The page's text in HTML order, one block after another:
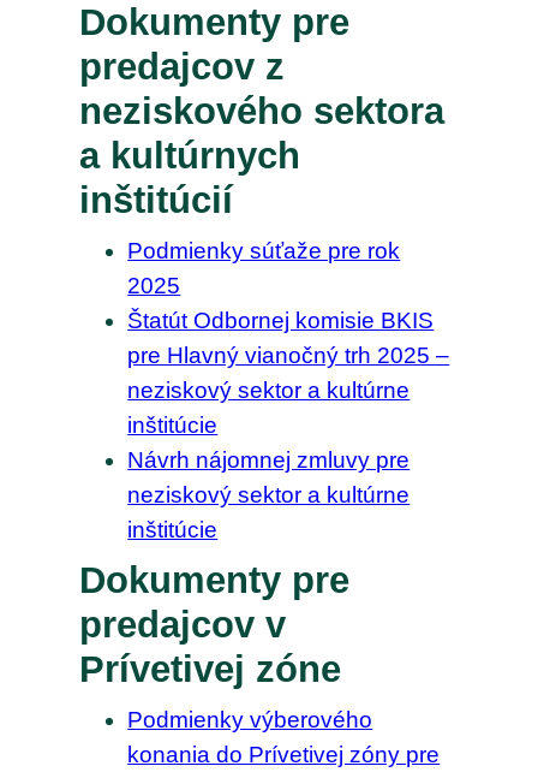
Dokumenty pre
predajcov z
neziskového sektora
a kultúrnych
inštitúcií
Podmienky súťaže pre rok
2025
Štatút Odbornej komisie BKIS
pre Hlavný vianočný trh 2025 –
neziskový sektor a kultúrne
inštitúcie
Návrh nájomnej zmluvy pre
neziskový sektor a kultúrne
inštitúcie
Dokumenty pre
predajcov v
Prívetivej zóne
Podmienky výberového
konania do Prívetivej zóny pre